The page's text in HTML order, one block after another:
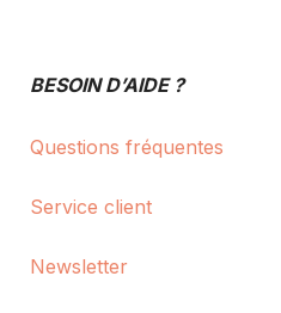
BESOIN D’AIDE ?
Questions fréquentes
Service client
Newsletter